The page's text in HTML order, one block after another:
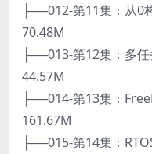
├──012-第11集：从0
70.48M
├──013-第12集：多
44.57M
├──014-第13集：
161.67M
├──015-第14集：